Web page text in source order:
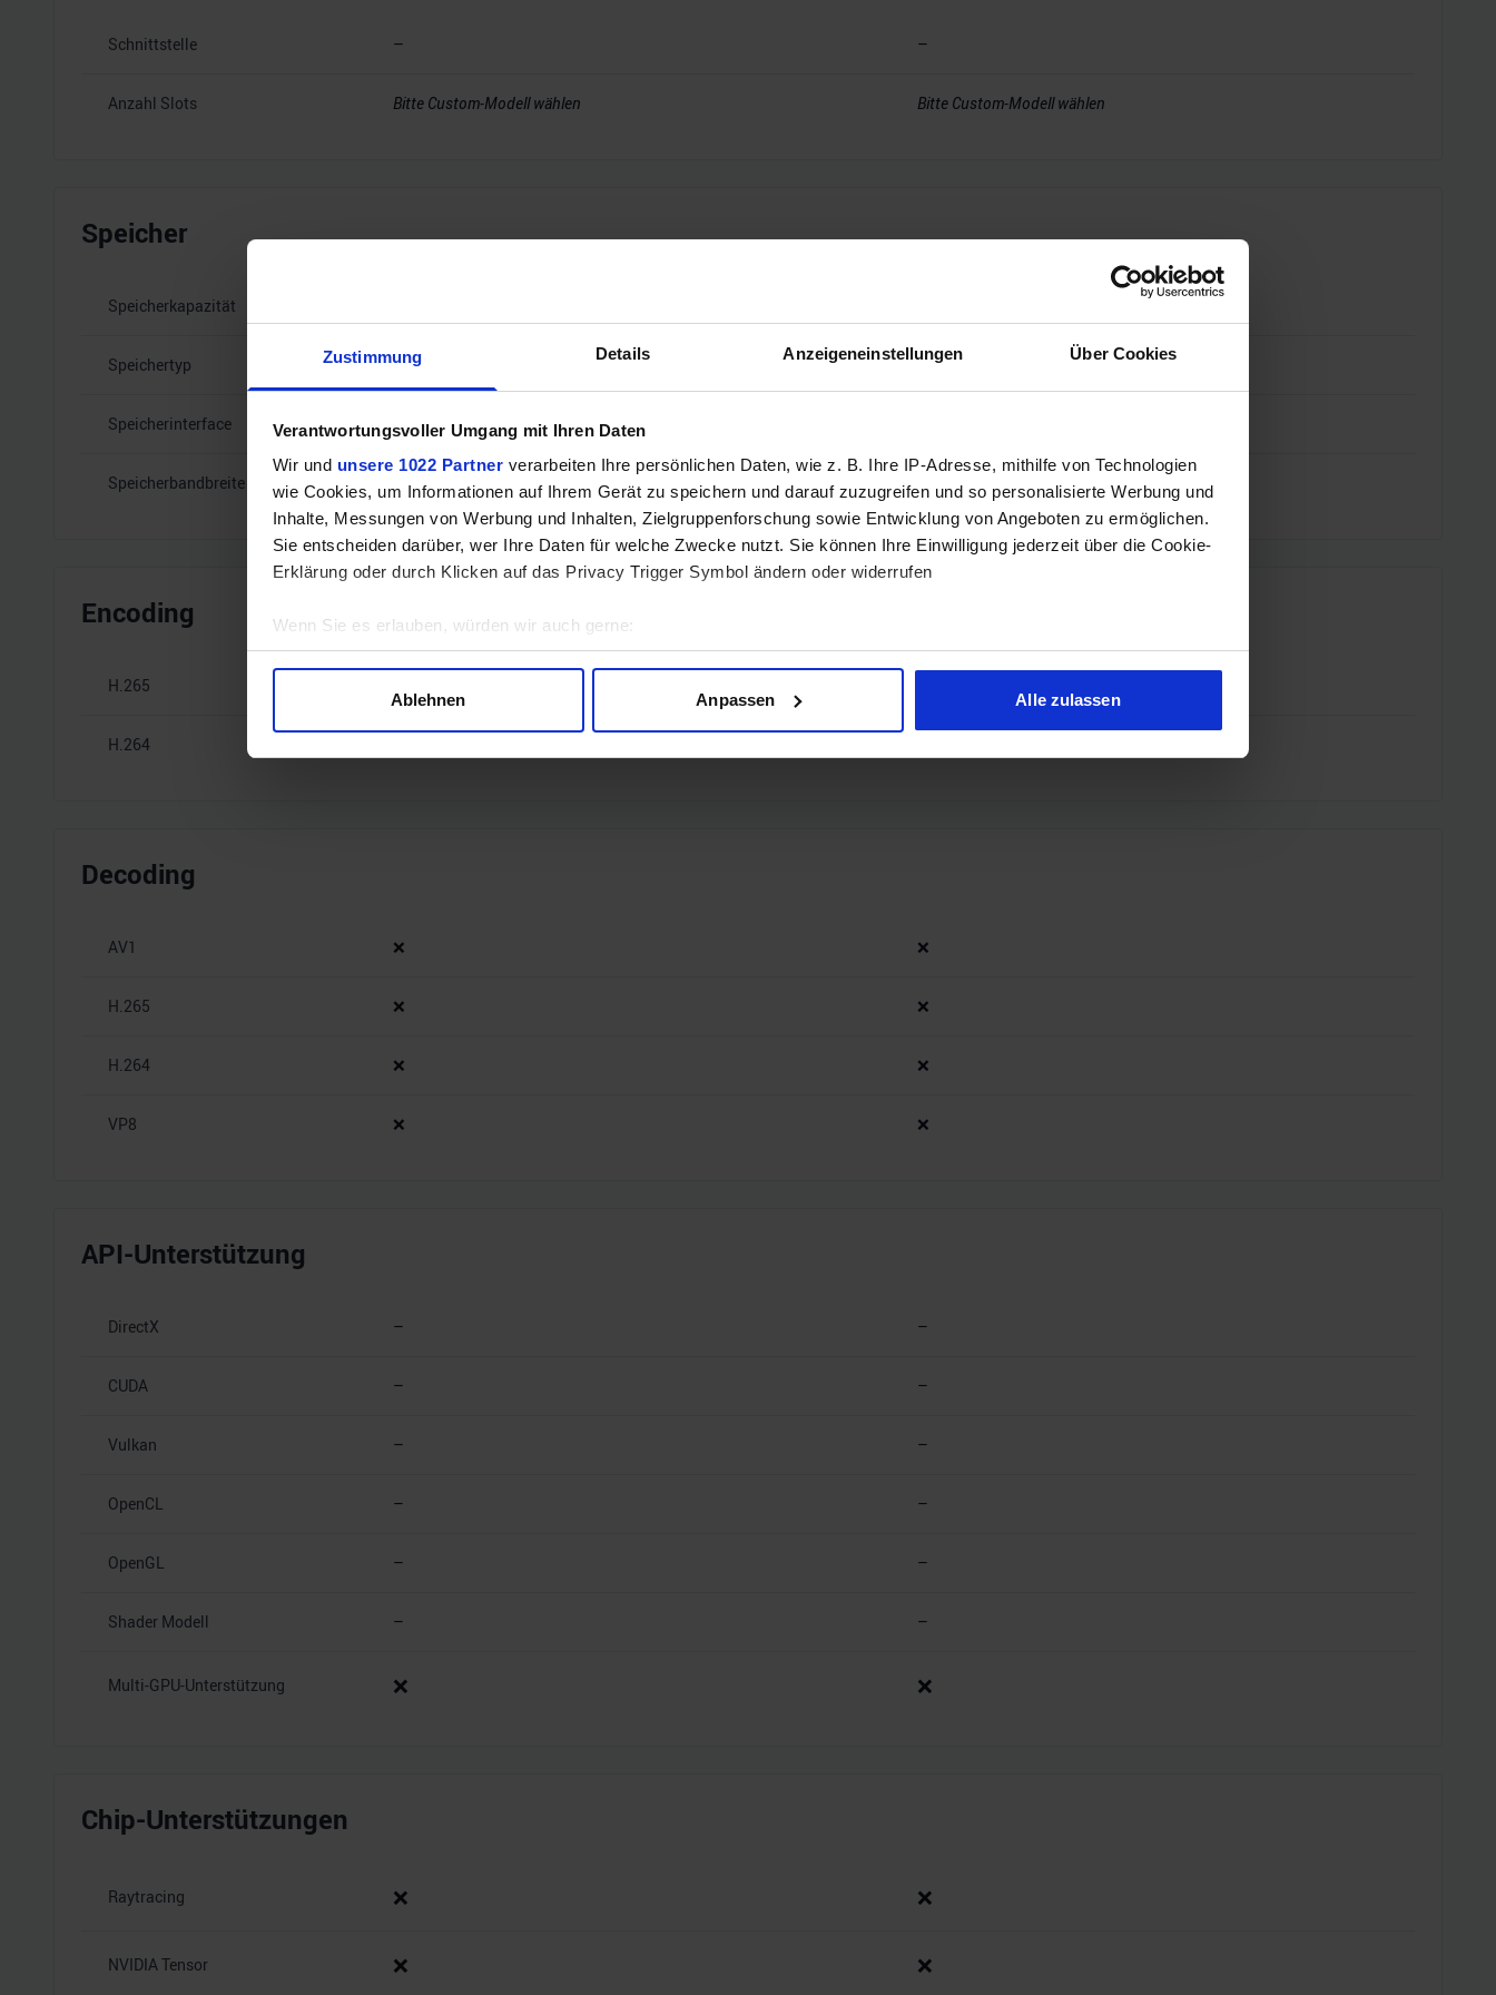
Zustimmung Details Anzeigeneinstellungen Über Cookies
Verantwortungsvoller Umgang mit Ihren Daten
Wir und unsere 1022 Partner verarbeiten Ihre persönlichen Daten, wie z. B. Ihre IP-Adresse, mithilfe von Technologien
wie Cookies, um Informationen auf Ihrem Gerät zu speichern und darauf zuzugreifen und so personalisierte Werbung und
Inhalte, Messungen von Werbung und Inhalten, Zielgruppenforschung sowie Entwicklung von Angeboten zu ermöglichen.
Sie entscheiden darüber, wer Ihre Daten für welche Zwecke nutzt. Sie können Ihre Einwilligung jederzeit über die Cookie-
Erklärung oder durch Klicken auf das Privacy Trigger Symbol ändern oder widerrufen
Wenn Sie es erlauben, würden wir auch gerne:
Informationen über Ihre geografische Lage erfassen, welche bis auf einige Meter genau sein können
Erfahren Sie mehr darüber, wie Ihre persönlichen Daten verarbeitet werden, und legen Sie Ihre Präferenzen im
Ablehnen Anpassen Alle zulassen
Schnittstelle – –
Anzahl Slots Bitte Custom-Modell wählen Bitte Custom-Modell wählen
Speicher
Speicherkapazität
Speichertyp – –
Speicherinterface –
Speicherbandbreite
Encoding
H.265
H.264
Decoding
AV1 ❌ ❌
H.265 ❌ ❌
H.264 ❌ ❌
VP8 ❌ ❌
API-Unterstützung
DirectX – –
CUDA – –
Vulkan – –
OpenCL – –
OpenGL – –
Shader Modell – –
Multi-GPU-Unterstützung ❌ ❌
Chip-Unterstützungen
Raytracing ❌ ❌
NVIDIA Tensor ❌ ❌